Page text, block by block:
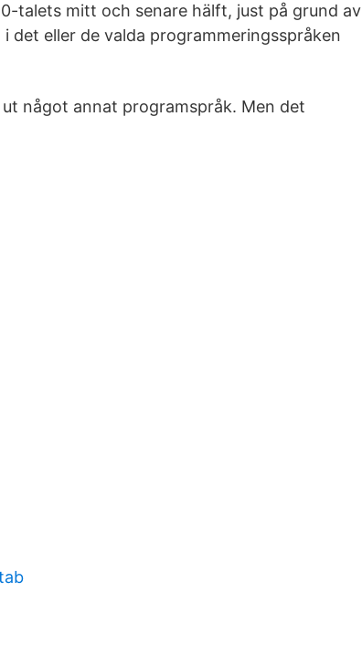
​talets mitt och senare hälft, just på grund av
det eller de valda programmeringsspråken
något annat programspråk. Men det